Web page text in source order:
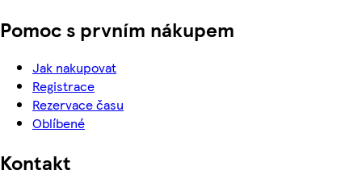
Pomoc s prvním nákupem
Jak nakupovat
Registrace
Rezervace času
Oblíbené
Kontakt